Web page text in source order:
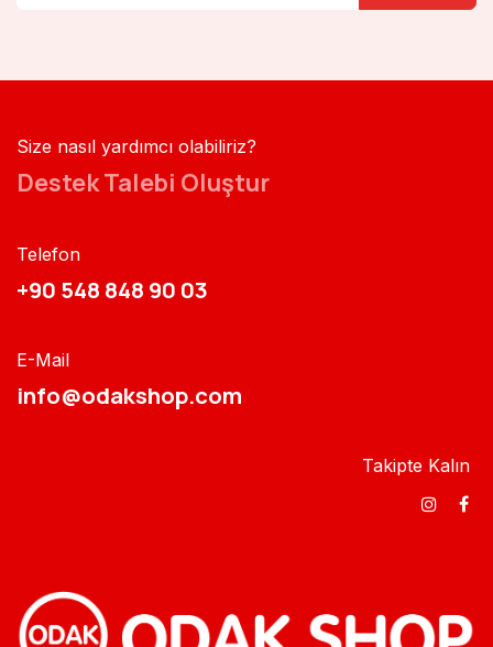
Size nasıl yardımcı olabiliriz?
Destek Talebi Oluştur
Telefon
+90 548 848 90 03​​
E-Mail
info@odakshop.com​
Takipte Kalın